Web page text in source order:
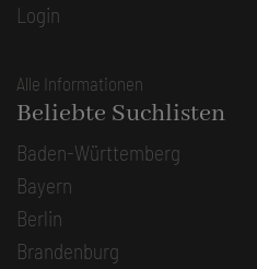
Login
Alle Informationen
Beliebte Suchlisten
Baden-Württemberg
Bayern
Berlin
Brandenburg